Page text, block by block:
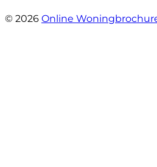
© 2026 Online